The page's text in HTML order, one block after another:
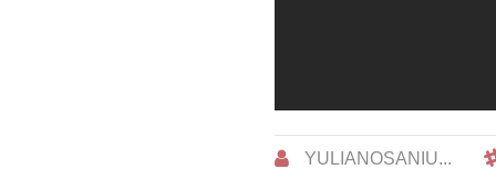
YULIANOSANIU...